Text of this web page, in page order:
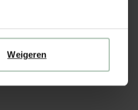
Weigeren